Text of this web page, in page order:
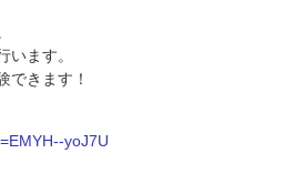
います。
できます！
yoJ7U